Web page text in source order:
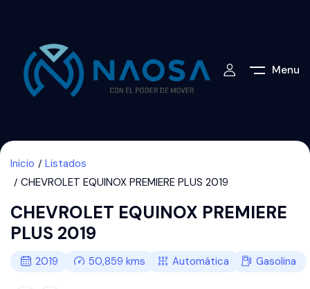
Menu
Inicio
Listados
CHEVROLET EQUINOX PREMIERE PLUS 2019
CHEVROLET EQUINOX PREMIERE
PLUS 2019
2019 50,859 kms Automática Gasolina